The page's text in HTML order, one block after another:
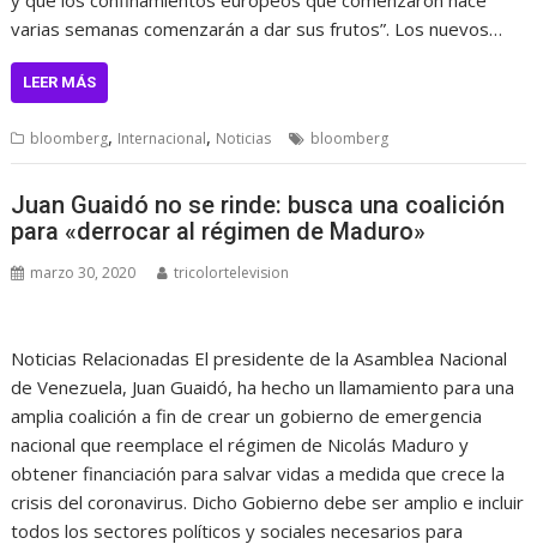
varias semanas comenzarán a dar sus frutos”. Los nuevos…
LEER MÁS
bloomberg, Internacional, Noticias bloomberg
Juan Guaidó no se rinde: busca una coalición
para «derrocar al régimen de Maduro»
marzo 30, 2020 tricolortelevision
Noticias Relacionadas El presidente de la Asamblea Nacional
de Venezuela, Juan Guaidó, ha hecho un llamamiento para una
amplia coalición a fin de crear un gobierno de emergencia
nacional que reemplace el régimen de Nicolás Maduro y
obtener financiación para salvar vidas a medida que crece la
crisis del coronavirus. Dicho Gobierno debe ser amplio e incluir
todos los sectores políticos y sociales necesarios para